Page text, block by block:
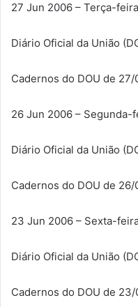
27 Jun 2006 – Terça-feira
Diário Oficial da União
Cadernos do DOU de
26 Jun 2006 – Segunda-
Diário Oficial da União
Cadernos do DOU de
23 Jun 2006 – Sexta-
Diário Oficial da União
Cadernos do DOU de